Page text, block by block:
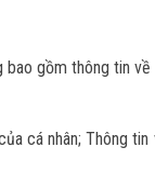
gồm thông tin về
cá nhân; Thông